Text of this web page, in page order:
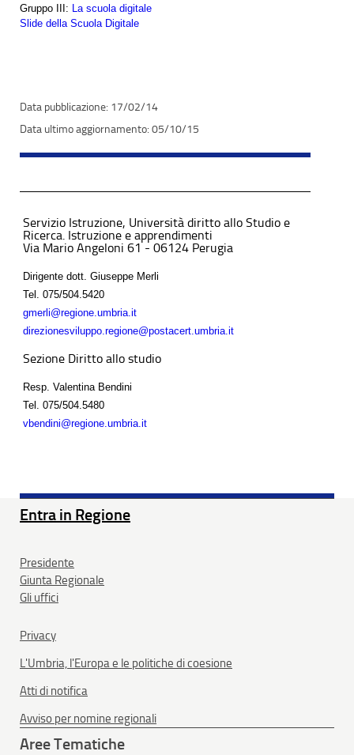
Gruppo III: La scuola digitale
Slide della Scuola Digitale
17/02/14
05/10/15
Servizio Istruzione, Università diritto allo Studio e
Ricerca. Istruzione e apprendimenti
Via Mario Angeloni 61 - 06124 Perugia
Dirigente dott. Giuseppe Merli
Tel.
075/504.5420
gmerli@regione.umbria.it
direzionesviluppo.regione@postacert.umbria.it
Sezione Diritto allo studio
Resp. Valentina Bendini
Tel.
075/504.5480
vbendini@regione.umbria.it
Entra in Regione
Presidente
Giunta Regionale
Gli uffici
Privacy
L'Umbria, l'Europa e le politiche di coesione
Atti di notifica
Avviso per nomine regionali
Aree Tematiche